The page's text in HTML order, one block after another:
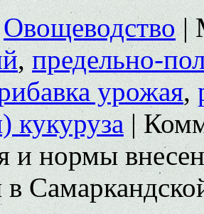
Овощеводство |
,предельно-
урожая,
кукуруза |
и нормы